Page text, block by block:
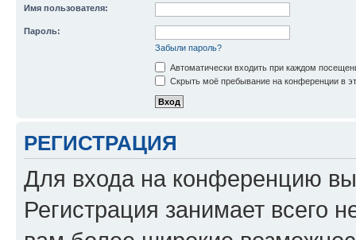
Имя пользователя:
Пароль:
Забыли пароль?
Автоматически входить при каждом
Скрыть моё пребывание на конференции в
РЕГИСТРАЦИЯ
Для входа на конференцию
Регистрация занимает всего